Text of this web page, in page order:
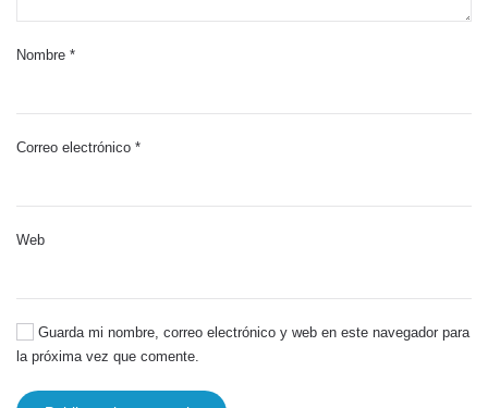
Nombre *
Correo electrónico *
Web
Guarda mi nombre, correo electrónico y web en este navegador para
la próxima vez que comente.